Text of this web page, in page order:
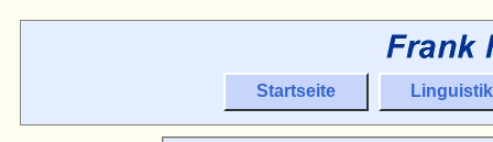
Startseite Linguistik